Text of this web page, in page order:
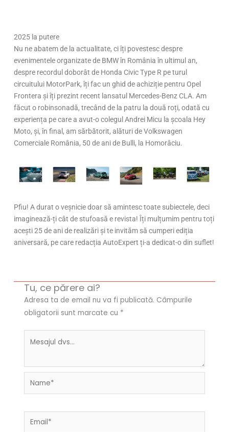
2025 la putere
Nu ne abatem de la actualitate, ci îți povestesc despre
evenimentele organizate de BMW în România în ultimul an,
despre recordul doborât de Honda Civic Type R pe turul
circuitului MotorPark, îți fac un ghid de achiziție pentru Opel
Frontera și îți prezint recent lansatul Mercedes-Benz CLA. Am
făcut o robinsonadă, trecând de la patru la două roți, odată cu
experiența pe care a avut-o colegul Andrei Micu la școala Hey
Moto, și, în final, am sărbătorit, alături de Volkswagen
Comerciale România, 50 de ani de Bulli, la Homorâciu.
Pfiu! A durat o veșnicie doar să amintesc toate subiectele, deci
imaginează-ți cât de stufoasă e revista! Îți mulțumim pentru toți
acești 25 de ani de realizări și te invităm să cumperi ediția
aniversară, pe care redacția AutoExpert ți-a dedicat-o din suflet!
Tu, ce părere ai?
Adresa ta de email nu va fi publicată. Câmpurile
obligatorii sunt marcate cu *
Name*
Email*